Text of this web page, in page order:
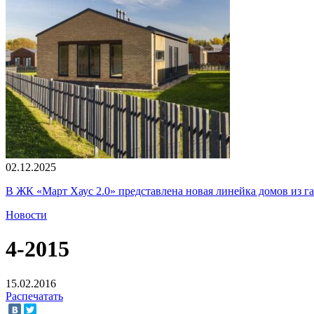
02.12.2025
В ЖК «Март Хаус 2.0» представлена новая линейка домов из
Новости
4-2015
15.02.2016
Распечатать